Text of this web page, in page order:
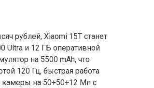
рублей, Xiaomi 15T станет
и 12 ГБ оперативной
на 5500 mAh, что
120 Гц, быстрая работа
камеры на 50+50+12 Мп с